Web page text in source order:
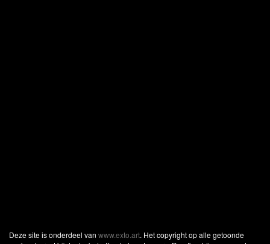
Deze site is onderdeel van www.exto.art. Het copyright op alle getoonde